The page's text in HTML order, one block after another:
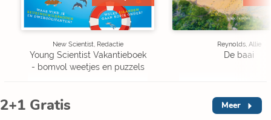
New Scientist, Redactie
Young Scientist Vakantieboek
- bomvol weetjes en puzzels
Reynolds, Allie
De baai
2+1 Gratis Meer